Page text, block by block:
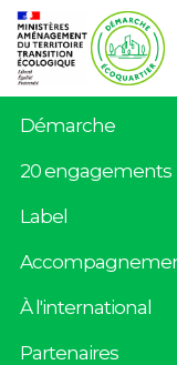
Démarche
20 engagements
Label
À l'international
Partenaires